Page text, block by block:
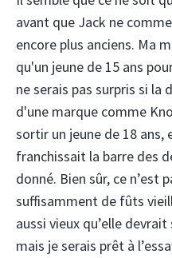
avant que Jack ne
encore plus anciens. Ma
qu'un jeune de 15 ans
ne serais pas surpris si
d'une marque comme
sortir un jeune de 18
franchissait la barre des
donné. Bien sûr, ce n’est
suffisamment de fûts
aussi vieux qu’elle
mais je serais prêt à